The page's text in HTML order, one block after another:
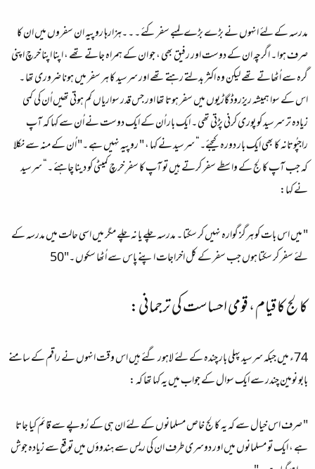
مدرسہ کے لئے انہوں نے بڑے بڑے لمبے سفر کئے ۔ ۔ ۔ہزارہا روپیہ ان سفروں میں ان کا
صرف ہوا ۔ اگرچہ ان کے دوست اور رفیق بھی ، جو ان کے ہمراہ جاتے تھے ، اپنا اپنا خرچ اپنی
گرہ سے اُٹھاتے تھے لیکن وہ اکثر بدلتے رہتے تھے اور سرسید کا ہر سفر میں ہونا ضروری تھا ۔
اس کے سوا ہمیشہ ریزروڈ گاڑیوں میں سفر ہوتا تھا اور جس قدر سواریاں کم ہوتی تھیں اُن کی کمی
زیادہ تر سرسید کو پوری کرنی پڑتی تھی ۔ ایک بار اُن کے ایک دوست نے اُن سے کہا کہ آپ
راجپُوتانہ کا بھی ایک بار دورہ کیجئے۔“ سرسید نے کہا ، " روپیہ نہیں ہے ۔" اُن کے منہ سے نکلا
کہ جب آپ کالج کے واسطے سفر کرتے ہیں تو آپ کا سفرِ خرچ کمیٹی کو دینا چاہئے ۔“ سرسید
نے کہا:
" میں اس بات کو ہرگز گوارہ نہیں کر سکتا ۔ مدرسہ چلے یا نہ چلے مگر میں اسی حالت میں مدرسہ کے
لئے سفر کر سکتا ہوں جب سفر کے کل اخراجات اپنے پاس سے اُٹھا سکوں ۔"50
کالج کا قیام ، قومی احساست کی ترجمانی:
74ء میں جبکہ سرسید پہلی بار چندہ کے لئے لاہور گئے ہیں اس وقت انہوں نے راقم کے سامنے
بابو نومین چندر سے ایک سوال کے جواب میں یہ کہا تھا کہ :
" صرف اس خیال سے کہ یہ کالج خاص مسلمانوں کے لئے ان ہی کے رُوپے سے قائم کیا جاتا
ہے ، ایک تو مسلمانوں میں اور دوسری طرف ان کی ریس سے ہندوؤں میں توقع سے زیادہ جوش